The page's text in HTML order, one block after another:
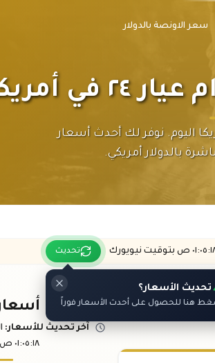
سعر الاونصة بالدولار
الذهب ٢٥ جرام عيار ٢٤ في أمريكا اليوم. نوفر لك أحدث أسعار
بالدولار أمريكي.
ص بتوقيت نيويورك تحديث
تحديث الأسعار؟
هنا للحصول على أحدث الأسعار فوراًباقي
آخر تحديث للأسعار:
٠١:٠٥:١٨ ص